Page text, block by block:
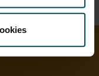
kunt u uw